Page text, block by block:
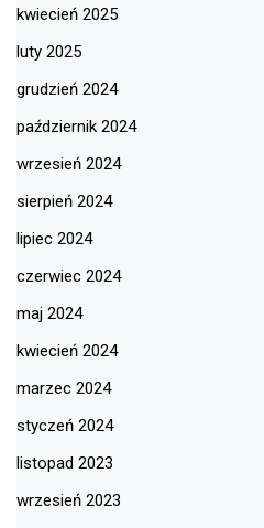
kwiecień 2025
luty 2025
grudzień 2024
październik 2024
wrzesień 2024
sierpień 2024
lipiec 2024
czerwiec 2024
maj 2024
kwiecień 2024
marzec 2024
styczeń 2024
listopad 2023
wrzesień 2023